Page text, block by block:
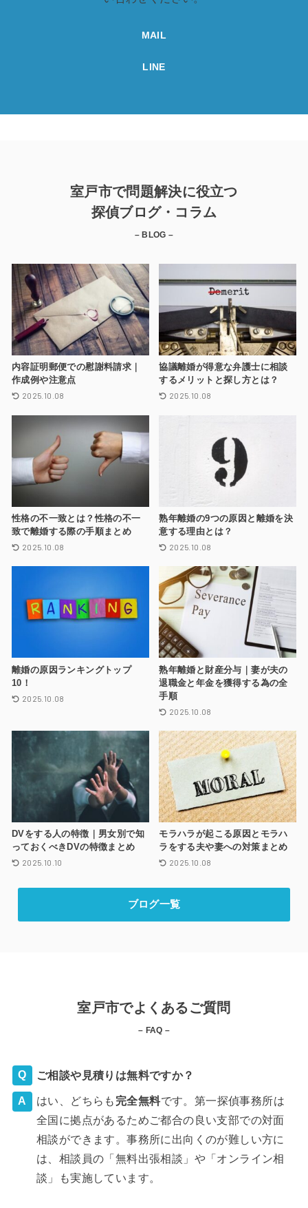
MAIL
LINE
室戸市で問題解決に役立つ
探偵ブログ・コラム
– BLOG –
内容証明郵便での慰謝料請求｜
作成例や注意点
2025.10.08
協議離婚が得意な弁護士に相談
するメリットと探し方とは？
2025.10.08
性格の不一致とは？性格の不一
致で離婚する際の手順まとめ
2025.10.08
熟年離婚の9つの原因と離婚を決
意する理由とは？
2025.10.08
離婚の原因ランキングトップ
10！
2025.10.08
熟年離婚と財産分与｜妻が夫の
退職金と年金を獲得する為の全
手順
2025.10.08
DVをする人の特徴｜男女別で知
っておくべきDVの特徴まとめ
2025.10.10
モラハラが起こる原因とモラハ
ラをする夫や妻への対策まとめ
2025.10.08
ブログ一覧
室戸市でよくあるご質問
– FAQ –
ご相談や見積りは無料ですか？
はい、どちらも 完全無料です。第一探偵事務所は
全国に拠点があるためご都合の良い支部での対面
相談ができます。事務所に出向くのが難しい方に
は、相談員の「無料出張相談」や「オンライン相
談」も実施しています。